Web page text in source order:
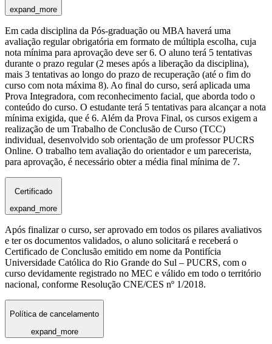
expand_more
Em cada disciplina da Pós-graduação ou MBA haverá uma
avaliação regular obrigatória em formato de múltipla escolha, cuja
nota mínima para aprovação deve ser 6. O aluno terá 5 tentativas
durante o prazo regular (2 meses após a liberação da disciplina),
mais 3 tentativas ao longo do prazo de recuperação (até o fim do
curso com nota máxima 8). Ao final do curso, será aplicada uma
Prova Integradora, com reconhecimento facial, que aborda todo o
conteúdo do curso. O estudante terá 5 tentativas para alcançar a nota
mínima exigida, que é 6. Além da Prova Final, os cursos exigem a
realização de um Trabalho de Conclusão de Curso (TCC)
individual, desenvolvido sob orientação de um professor PUCRS
Online. O trabalho tem avaliação do orientador e um parecerista,
para aprovação, é necessário obter a média final mínima de 7.
Certificado
expand_more
Após finalizar o curso, ser aprovado em todos os pilares avaliativos
e ter os documentos validados, o aluno solicitará e receberá o
Certificado de Conclusão emitido em nome da Pontifícia
Universidade Católica do Rio Grande do Sul – PUCRS, com o
curso devidamente registrado no MEC e válido em todo o território
nacional, conforme Resolução CNE/CES nº 1/2018.
Política de cancelamento
expand_more